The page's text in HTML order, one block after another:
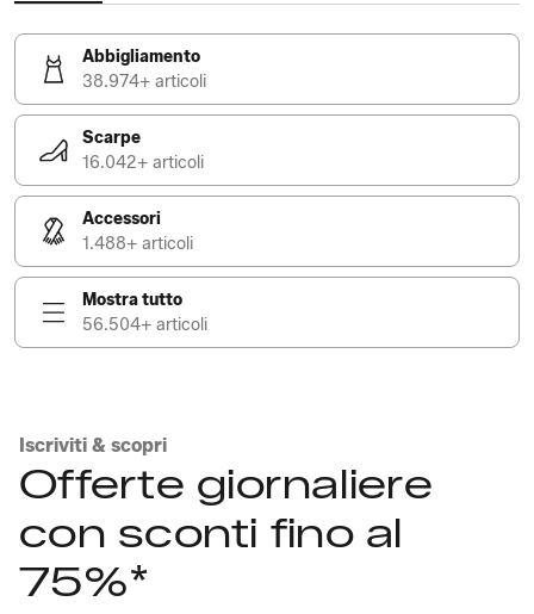
Abbigliamento
38.974+ articoli
Scarpe
16.042+ articoli
Accessori
1.488+ articoli
Mostra tutto
56.504+ articoli
Iscriviti & scopri
Offerte giornaliere
con sconti fino al
75%*